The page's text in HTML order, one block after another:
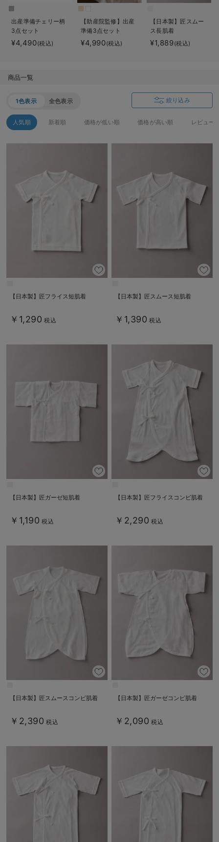
出産準備チェリー柄
3点セット
¥4,490(税込)
【助産院監修】出産
準備3点セット
¥4,990(税込)
【日本製】匠スムー
ス長肌着
¥1,889(税込)
商品一覧
1色表示 全色表示 絞り込み
人気順 新着順 価格が低い順 価格が高い順 レビュー
【日本製】匠フライス短肌着
￥1,290 税込
【日本製】匠スムース短肌着
￥1,390 税込
【日本製】匠ガーゼ短肌着
￥1,190 税込
【日本製】匠フライスコンビ肌着
￥2,290 税込
【日本製】匠スムースコンビ肌着
￥2,390 税込
【日本製】匠ガーゼコンビ肌着
￥2,090 税込